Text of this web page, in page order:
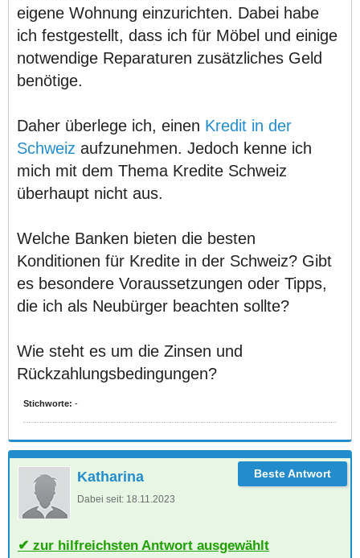
eigene Wohnung einzurichten. Dabei habe
ich festgestellt, dass ich für Möbel und einige
notwendige Reparaturen zusätzliches Geld
benötige.
Daher überlege ich, einen Kredit in der
Schweiz aufzunehmen. Jedoch kenne ich
mich mit dem Thema Kredite Schweiz
überhaupt nicht aus.
Welche Banken bieten die besten
Konditionen für Kredite in der Schweiz? Gibt
es besondere Voraussetzungen oder Tipps,
die ich als Neubürger beachten sollte?
Wie steht es um die Zinsen und
Rückzahlungsbedingungen?
Stichworte: -
Katharina
Dabei seit: 18.11.2023
zur hilfreichsten Antwort ausgewählt